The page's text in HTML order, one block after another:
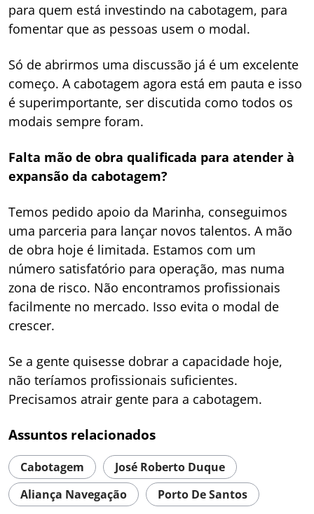
para quem está investindo na cabotagem, para
fomentar que as pessoas usem o modal.
Só de abrirmos uma discussão já é um excelente
começo. A cabotagem agora está em pauta e isso
é superimportante, ser discutida como todos os
modais sempre foram.
Falta mão de obra qualificada para atender à
expansão da cabotagem?
Temos pedido apoio da Marinha, conseguimos
uma parceria para lançar novos talentos. A mão
de obra hoje é limitada. Estamos com um
número satisfatório para operação, mas numa
zona de risco. Não encontramos profissionais
facilmente no mercado. Isso evita o modal de
crescer.
Se a gente quisesse dobrar a capacidade hoje,
não teríamos profissionais suficientes.
Precisamos atrair gente para a cabotagem.
Assuntos relacionados
Cabotagem
José Roberto Duque
Aliança Navegação
Porto De Santos